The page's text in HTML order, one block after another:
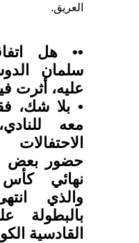
العريق.
•• هل
سلمان
عليه، أثرت
• بلا شك،
معه
حضور بعض
نهائي كأس
والذي
بالبطولة
القادسية